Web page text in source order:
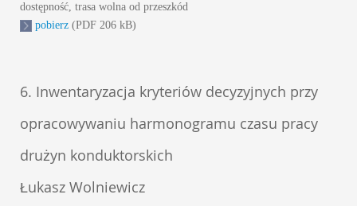
dostępność, trasa wolna od przeszkód
pobierz (PDF 206 kB)
6. Inwentaryzacja kryteriów decyzyjnych przy
opracowywaniu harmonogramu czasu pracy
drużyn konduktorskich
Łukasz Wolniewicz